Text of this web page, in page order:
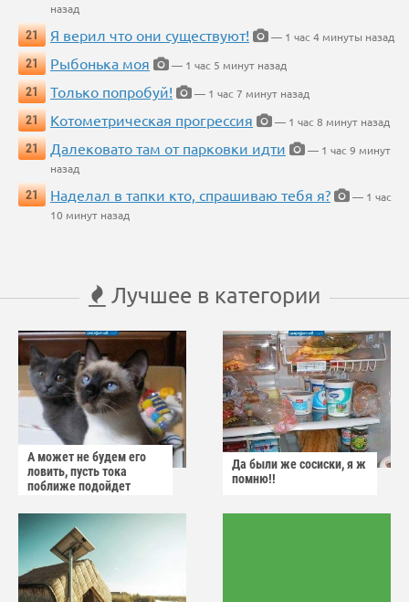
назад
21
Я верил что они существуют!
— 1 час 4 минуты назад
21
Рыбонька моя
— 1 час 5 минут назад
21
Только попробуй!
— 1 час 7 минут назад
21
Котометрическая прогрессия
— 1 час 8 минут назад
21
Далековато там от парковки идти
— 1 час 9 минут
назад
21
Наделал в тапки кто, спрашиваю тебя я?
— 1 час
10 минут назад
Лучшее в категории
А может не будем его
ловить, пусть тока
поближе подойдет
Да были же сосиски, я ж
помню!!